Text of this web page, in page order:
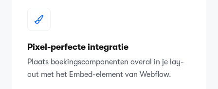
Pixel-perfecte integratie
Plaats boekingscomponenten overal in je lay-
out met het Embed-element van Webflow.